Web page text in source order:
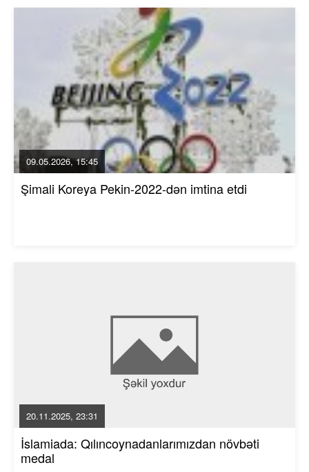
09.05.2026, 15:45
Şimali Koreya Pekin-2022-dən imtina etdi
20.11.2025, 23:31
İslamiada: Qılıncoynadanlarımızdan növbəti
medal